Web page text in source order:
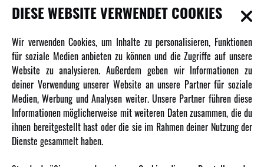
INFORMATIONEN
Newsletter
Über uns
Karriere
Amewi Kataloge
DIESE WEBSITE VERWENDET COOKIES
Wir verwenden Cookies, um Inhalte zu personalisieren, Funktionen
für soziale Medien anbieten zu können und die Zugriffe auf unsere
Website zu analysieren. Außerdem geben wir Informationen zu
deiner Verwendung unserer Website an unsere Partner für soziale
Medien, Werbung und Analysen weiter. Unsere Partner führen diese
Informationen möglicherweise mit weiteren Daten zusammen, die du
ihnen bereitgestellt hast oder die sie im Rahmen deiner Nutzung der
Dienste gesammelt haben.